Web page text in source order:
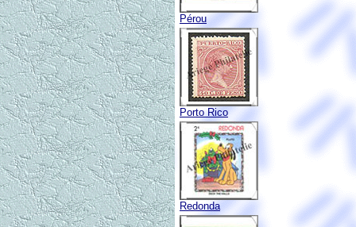
Pérou
Porto Rico
Redonda